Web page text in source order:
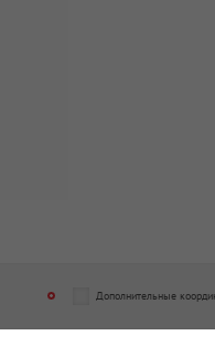
Дополнительные